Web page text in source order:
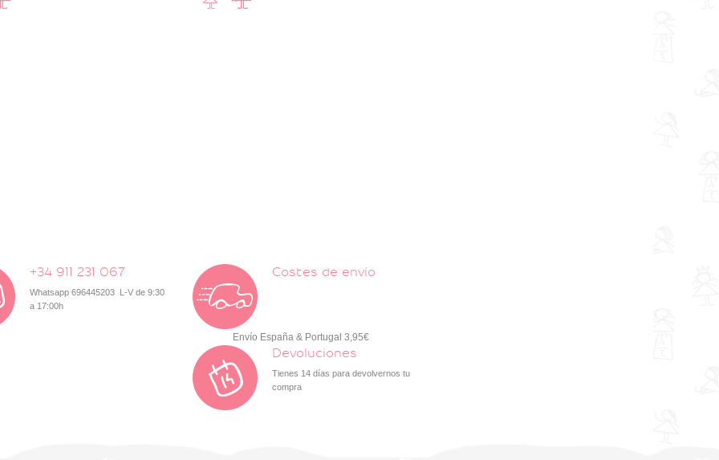
+34 911 231 067
Whatsapp 696445203 L-V de 9:30
a 17:00h
Costes de envío
Envío España & Portugal 3,95€
Devoluciones
Tienes 14 días para devolvernos tu
compra